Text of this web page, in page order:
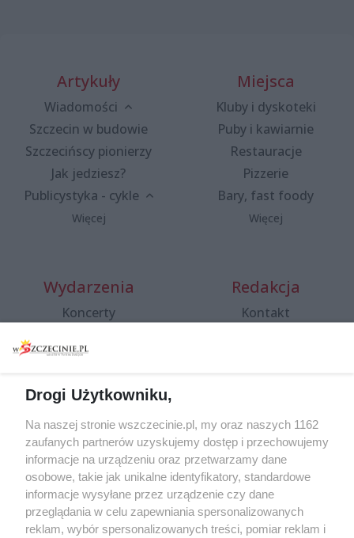
Artykuły
Wiadomości
Szczecin w budowie
Szczecińscy pionierzy
Jak jedziesz?
Publicystyka - cykle
Więcej
Miejsca
Kluby i dyskoteki
Puby i kawiarnie
Restauracje
Pizzerie
Bary, fast foody
Więcej
Wydarzenia
Koncerty
Spacery i oprowadzania
targi
Wernisaże
Więcej
Redakcja
Kontakt
Specjalny koncert z okazji
20. urodzin portalu
wSzczecinie.pl
Regulamin konkursów
śniadaniówka "Hej
Szczecin! Jest piątek!"
Drogi Użytkowniku,
Na naszej stronie wszczecinie.pl, my oraz naszych 1162
zaufanych partnerów uzyskujemy dostęp i przechowujemy
informacje na urządzeniu oraz przetwarzamy dane
osobowe, takie jak unikalne identyfikatory, standardowe
informacje wysyłane przez urządzenie czy dane
przeglądania w celu zapewniania spersonalizowanych
reklam, wybór spersonalizowanych treści, pomiar reklam i